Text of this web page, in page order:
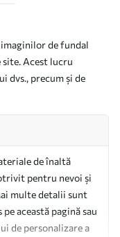
de fundal
Acest lucru
dvs., precum și de
de înaltă
pentru nevoi și
multe detalii sunt
această pagină sau
de personalizare a